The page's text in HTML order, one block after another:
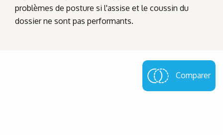
problèmes de posture si l'assise et le coussin du
dossier ne sont pas performants.
Comparer